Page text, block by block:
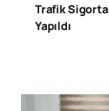
Trafik
Yapıldı